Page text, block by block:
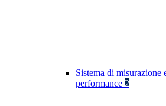
Sistema di misurazione
performance 2